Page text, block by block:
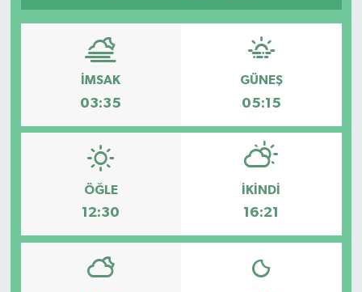
İMSAK
03:35
GÜNEŞ
05:15
ÖĞLE
12:30
İKINDI
16:21